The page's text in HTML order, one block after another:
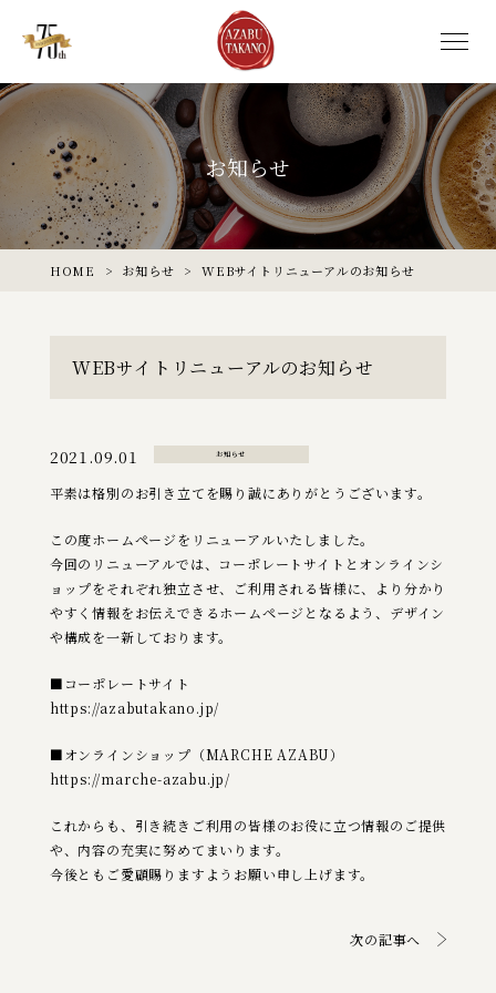
お知らせ
HOME > お知らせ > WEBサイトリニューアルのお知らせ
WEBサイトリニューアルのお知らせ
2021.09.01 お知らせ
平素は格別のお引き立てを賜り誠にありがとうございます。
この度ホームページをリニューアルいたしました。
今回のリニューアルでは、コーポレートサイトとオンラインシ
ョップをそれぞれ独立させ、ご利用される皆様に、より分かり
やすく情報をお伝えできるホームページとなるよう、デザイン
や構成を一新しております。
■コーポレートサイト
https://azabutakano.jp/
■オンラインショップ（MARCHE AZABU）
https://marche-azabu.jp/
これからも、引き続きご利用の皆様のお役に立つ情報のご提供
や、内容の充実に努めてまいります。
今後ともご愛顧賜りますようお願い申し上げます。
次の記事へ